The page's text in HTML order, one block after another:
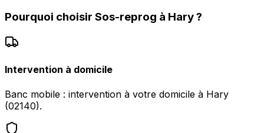
Pourquoi choisir Sos-reprog à Hary?
Intervention à domicile
Banc mobile : intervention à votre domicile à Hary
(02140).